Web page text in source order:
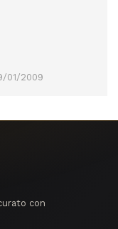
01/2009
con